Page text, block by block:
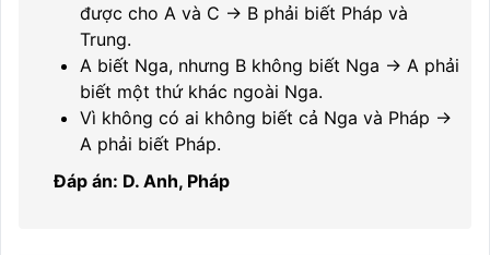
được cho A và C → B phải biết Pháp và
Trung.
A biết Nga, nhưng B không biết Nga → A phải
biết một thứ khác ngoài Nga.
Vì không có ai không biết cả Nga và Pháp →
A phải biết Pháp.
Đáp án: D. Anh, Pháp